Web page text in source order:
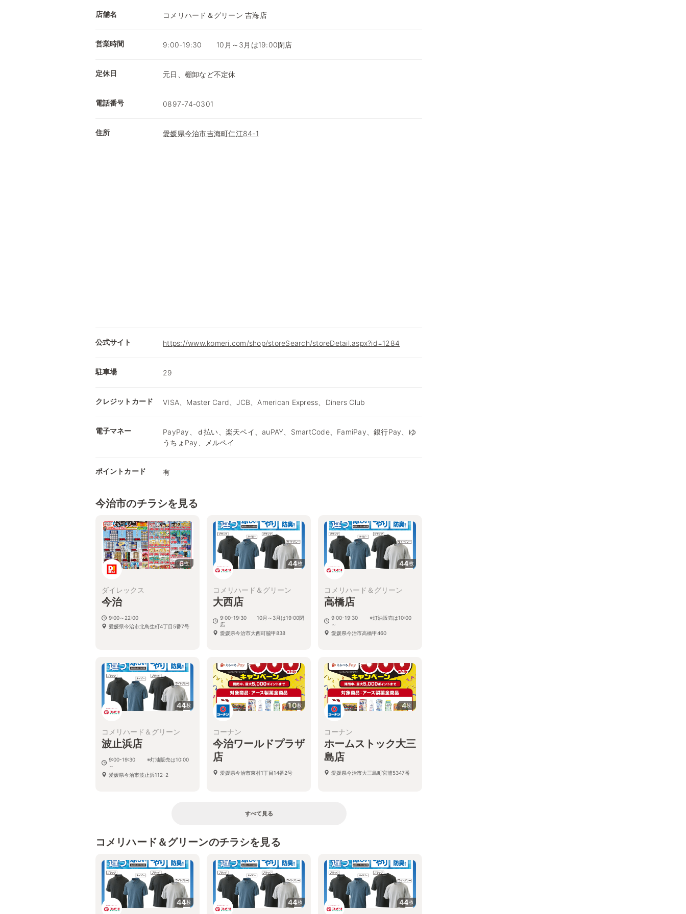
店舗名 コメリハード＆グリーン 吉海店
営業時間 9:00-19:30 10月～3月は19:00閉店
定休日 元日、棚卸など不定休
電話番号 0897-74-0301
住所 愛媛県今治市吉海町仁江84-1
公式サイト https://www.komeri.com/shop/storeSearch/storeDetail.aspx?id=1284
駐車場 29
クレジットカード VISA、Master Card、JCB、American Express、Diners Club
電子マネー
PayPay、ｄ払い、楽天ペイ、auPAY、SmartCode、FamiPay、銀行Pay、ゆ
うちょPay、メルペイ
ポイントカード 有
今治市のチラシを見る
6枚
ダイレックス
今治
9:00～22:00
愛媛県今治市北鳥生町4丁目5番7号
44枚
コメリハード＆グリーン
大西店
9:00-19:30 10月～3月は19:00閉
店
愛媛県今治市大西町脇甲838
44枚
コメリハード＆グリーン
高橋店
9:00-19:30 ※灯油販売は10:00
～
愛媛県今治市高橋甲460
44枚
コメリハード＆グリーン
波止浜店
9:00-19:30 ※灯油販売は10:00
～
愛媛県今治市波止浜112-2
10枚
コーナン
今治ワールドプラザ
店
愛媛県今治市東村1丁目14番2号
4枚
コーナン
ホームストック大三
島店
愛媛県今治市大三島町宮浦5347番
すべて見る
コメリハード＆グリーンのチラシを見る
44枚 44枚 44枚